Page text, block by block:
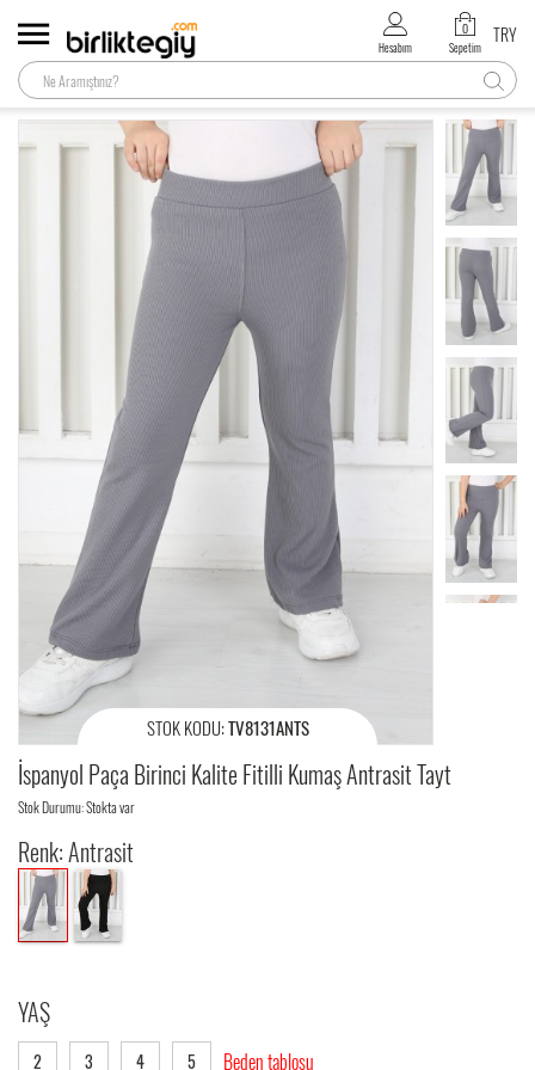
Hesabım
0
Sepetim
TRY
STOK KODU:TV8131ANTS
İspanyol Paça Birinci Kalite Fitilli Kumaş Antrasit Tayt
Stok Durumu: Stokta var
Renk: Antrasit
YAŞ
2 3 4 5 Beden tablosu